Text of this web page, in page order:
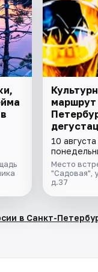
маршрут
10
Место
"Садовая",
д.37
в Санкт-